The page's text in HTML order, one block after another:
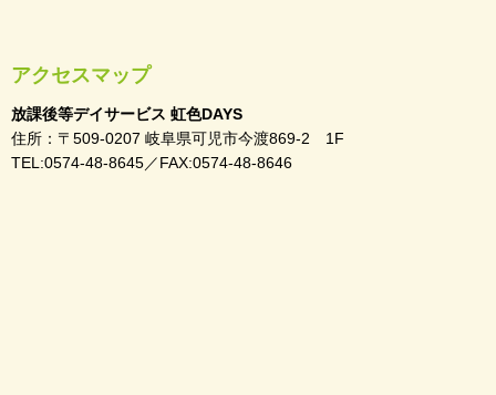
アクセスマップ
放課後等デイサービス 虹色DAYS
住所：〒509-0207 岐阜県可児市今渡869-2 1F
TEL:0574-48-8645／FAX:0574-48-8646